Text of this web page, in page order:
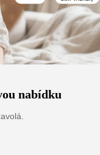
nabídku